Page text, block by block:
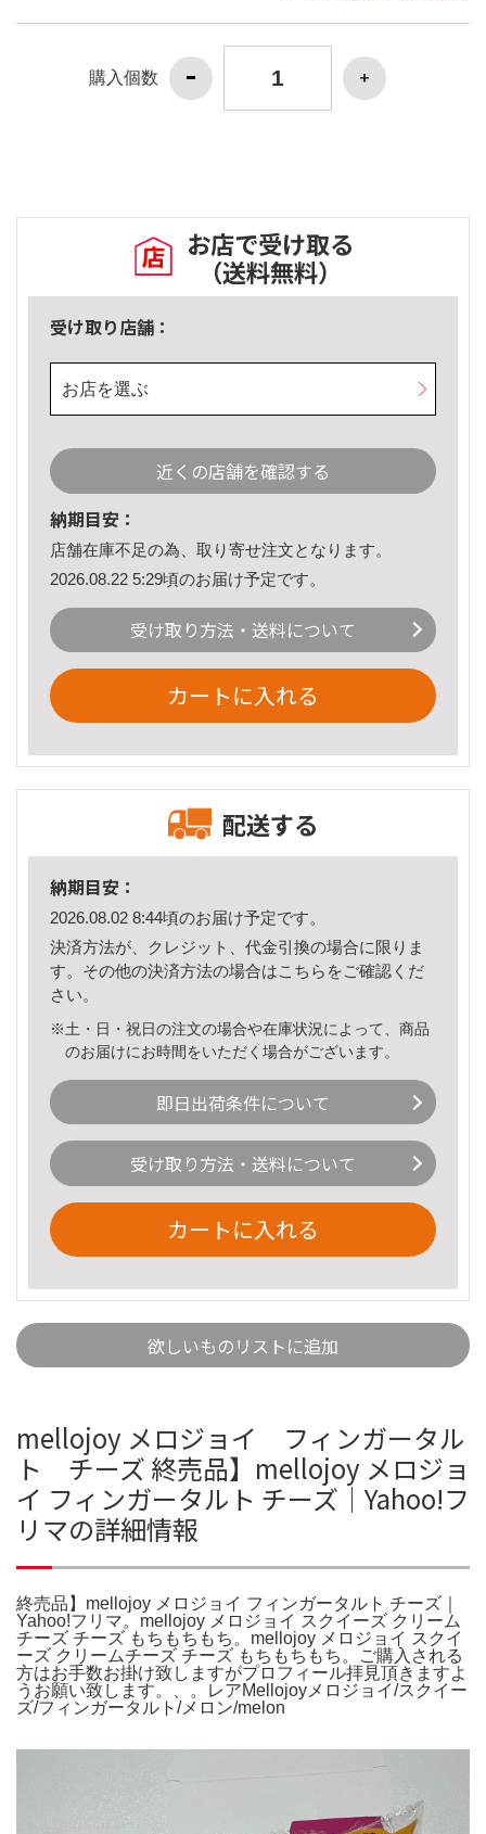
購入個数
お店で受け取る
（送料無料）
受け取り店舗：
お店を選ぶ
近くの店舗を確認する
納期目安：
店舗在庫不足の為、取り寄せ注文となります。
2026.08.22 5:29頃のお届け予定です。
受け取り方法・送料について
カートに入れる
配送する
納期目安：
2026.08.02 8:44頃のお届け予定です。
決済方法が、クレジット、代金引換の場合に限りま
す。その他の決済方法の場合はこちら をご確認くだ
さい。
※土・日・祝日の注文の場合や在庫状況によって、商品
のお届けにお時間をいただく場合がございます。
即日出荷条件について
受け取り方法・送料について
カートに入れる
欲しいものリストに追加
mellojoy メロジョイ フィンガータル
ト チーズ 終売品】mellojoy メロジョ
イ フィンガータルト チーズ｜Yahoo!フ
リマの詳細情報
終売品】mellojoy メロジョイ フィンガータルト チーズ｜
Yahoo!フリマ。mellojoy メロジョイ スクイーズ クリーム
チーズ チーズ もちもちもち。mellojoy メロジョイ スクイ
ーズ クリームチーズ チーズ もちもちもち。ご購入される
方はお手数お掛け致しますがプロフィール拝見頂きますよ
うお願い致します。、。レアMellojoyメロジョイ/スクイー
ズ/フィンガータルト/メロン/melon